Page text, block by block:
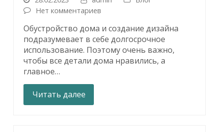
Нет комментариев
Обустройство дома и создание дизайна
подразумевает в себе долгосрочное
использование. Поэтому очень важно,
чтобы все детали дома нравились, а
главное…
Читать далее